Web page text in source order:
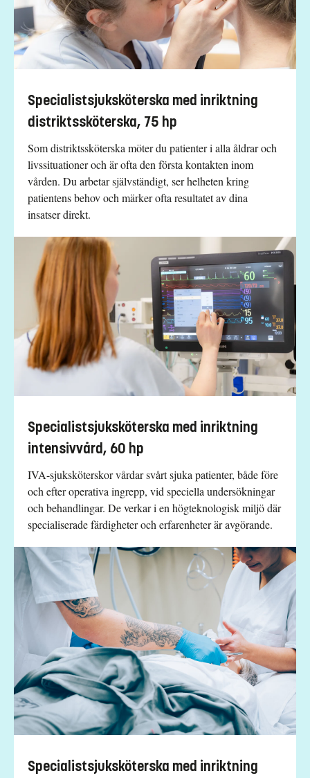
Specialistsjuksköterska med inriktning
distriktssköterska, 75 hp
Som distriktssköterska möter du patienter i alla åldrar och
livssituationer och är ofta den första kontakten inom
vården. Du arbetar självständigt, ser helheten kring
patientens behov och märker ofta resultatet av dina
insatser direkt.
Specialistsjuksköterska med inriktning
intensivvård, 60 hp
IVA-sjuksköterskor vårdar svårt sjuka patienter, både före
och efter operativa ingrepp, vid speciella undersökningar
och behandlingar. De verkar i en högteknologisk miljö där
specialiserade färdigheter och erfarenheter är avgörande.
Specialistsjuksköterska med inriktning